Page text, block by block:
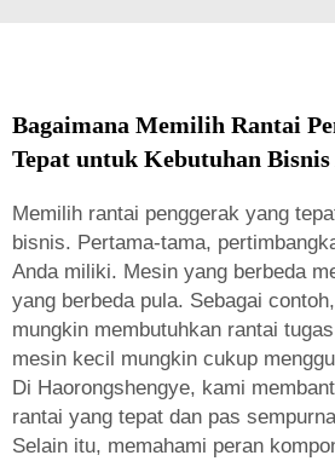
Bagaimana Memilih Rantai
Tepat untuk Kebutuhan Bisnis
Memilih rantai penggerak yang
bisnis. Pertama-tama,
Anda miliki. Mesin yang berbeda
yang berbeda pula. Sebagai
mungkin membutuhkan rantai
mesin kecil mungkin cukup
Di Haorongshengye, kami
rantai yang tepat dan pas
Selain itu, memahami peran